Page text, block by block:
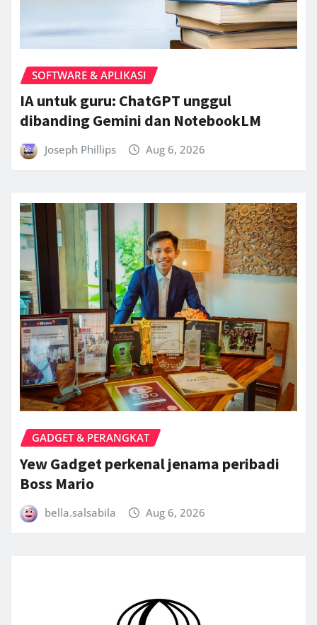
SOFTWARE & APLIKASI
IA untuk guru: ChatGPT unggul
dibanding Gemini dan NotebookLM
Joseph Phillips Aug 6, 2026
GADGET & PERANGKAT
Yew Gadget perkenal jenama peribadi
Boss Mario
bella.salsabila Aug 6, 2026